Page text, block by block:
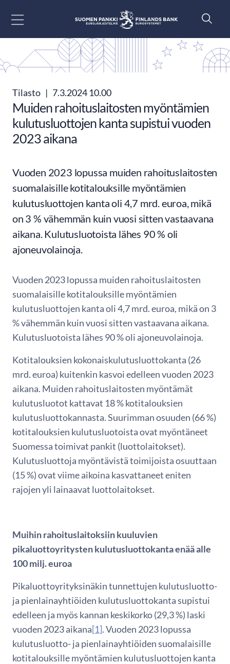
Tilasto | 7.3.2024 10.00
Muiden rahoituslaitosten myöntämien
kulutusluottojen kanta supistui vuoden
2023 aikana
Vuoden 2023 lopussa muiden rahoituslaitosten
suomalaisille kotitalouksille myöntämien
kulutusluottojen kanta oli 4,7 mrd. euroa, mikä
on 3 % vähemmän kuin vuosi sitten vastaavana
aikana. Kulutusluotoista lähes 90 % oli
ajoneuvolainoja.
Vuoden 2023 lopussa muiden rahoituslaitosten
suomalaisille kotitalouksille myöntämien
kulutusluottojen kanta oli 4,7 mrd. euroa, mikä on 3
% vähemmän kuin vuosi sitten vastaavana aikana.
Kulutusluotoista lähes 90 % oli ajoneuvolainoja.
Kotitalouksien kokonaiskulutusluottokanta (26
mrd. euroa) kuitenkin kasvoi edelleen vuoden 2023
aikana. Muiden rahoituslaitosten myöntämät
kulutusluotot kattavat 18 % kotitalouksien
kulutusluottokannasta. Suurimman osuuden (66 %)
kotitalouksien kulutusluotoista ovat myöntäneet
Suomessa toimivat pankit (luottolaitokset).
Kulutusluottoja myöntävistä toimijoista osuuttaan
(15 %) ovat viime aikoina kasvattaneet eniten
rajojen yli lainaavat luottolaitokset.
Muihin rahoituslaitoksiin kuuluvien
pikaluottoyritysten kulutusluottokanta enää alle
100 milj. euroa
Pikaluottoyrityksinäkin tunnettujen kulutusluotto-
ja pienlainayhtiöiden kulutusluottokanta supistui
edelleen ja myös kannan keskikorko (29,3 %) laski
vuoden 2023 aikana[1]. Vuoden 2023 lopussa
kulutusluotto- ja pienlainayhtiöiden suomalaisille
kotitalouksille myöntämien kulutusluottojen kanta